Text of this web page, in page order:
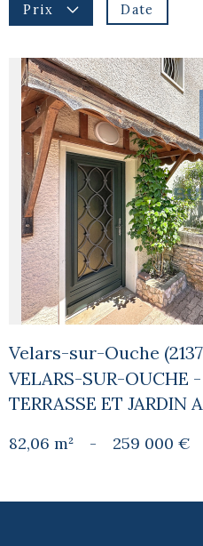
Prix Date
Velars-sur-Ouche
VELARS-SUR-OUCHE
TERRASSE ET JARDIN
82,06 m² - 259 000 €